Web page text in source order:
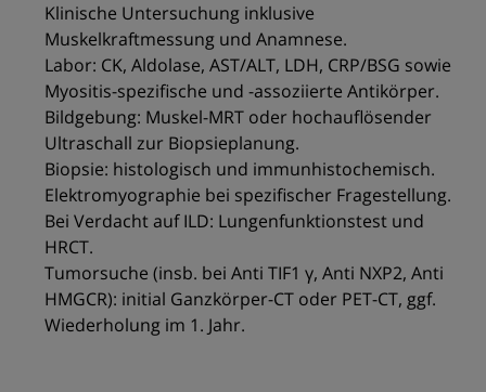
Klinische Untersuchung inklusive
Muskelkraftmessung und Anamnese.
Labor: CK, Aldolase, AST/ALT, LDH, CRP/BSG sowie
Myositis-spezifische und -assoziierte Antikörper.
Bildgebung: Muskel-MRT oder hochauflösender
Ultraschall zur Biopsieplanung.
Biopsie: histologisch und immunhistochemisch.
Elektromyographie bei spezifischer Fragestellung.
Bei Verdacht auf ILD: Lungenfunktionstest und
HRCT.
Tumorsuche (insb. bei Anti TIF1 γ, Anti NXP2, Anti
HMGCR): initial Ganzkörper-CT oder PET-CT, ggf.
Wiederholung im 1. Jahr.